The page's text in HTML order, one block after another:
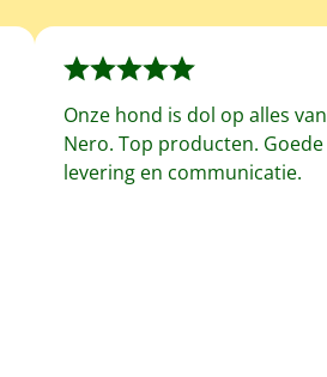
Onze hond is dol op alles van
Nero. Top producten. Goede
levering en communicatie.